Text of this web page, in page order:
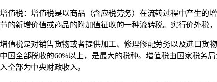
增值税：增值税是以商品（含应税劳务）在流转过程中产生的
节的新增价值或商品的附加值征收的一种流转税。实行价外税
增值税是对销售货物或者提供加工、修理修配劳务以及进口货
中国全部税收的60%以上，是最大的税种。增值税由国家税务
入全部为中央财政收入。